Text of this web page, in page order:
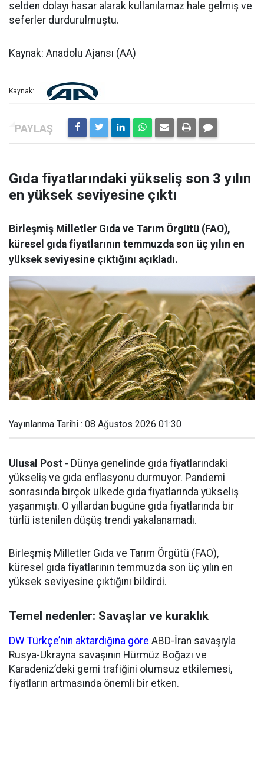
selden dolayı hasar alarak kullanılamaz hale gelmiş ve
seferler durdurulmuştu.
Kaynak: Anadolu Ajansı (AA)
Kaynak:
Gıda fiyatlarındaki yükseliş son 3 yılın
en yüksek seviyesine çıktı
Birleşmiş Milletler Gıda ve Tarım Örgütü (FAO),
küresel gıda fiyatlarının temmuzda son üç yılın en
yüksek seviyesine çıktığını açıkladı.
Yayınlanma Tarihi : 08 Ağustos 2026 01:30
Ulusal Post - Dünya genelinde gıda fiyatlarındaki
yükseliş ve gıda enflasyonu durmuyor. Pandemi
sonrasında birçok ülkede gıda fiyatlarında yükseliş
yaşanmıştı. O yıllardan bugüne gıda fiyatlarında bir
türlü istenilen düşüş trendi yakalanamadı.
Birleşmiş Milletler Gıda ve Tarım Örgütü (FAO),
küresel gıda fiyatlarının temmuzda son üç yılın en
yüksek seviyesine çıktığını bildirdi.
Temel nedenler: Savaşlar ve kuraklık
DW Türkçe’nin aktardığına göre ABD-İran savaşıyla
Rusya-Ukrayna savaşının Hürmüz Boğazı ve
Karadeniz’deki gemi trafiğini olumsuz etkilemesi,
fiyatların artmasında önemli bir etken.